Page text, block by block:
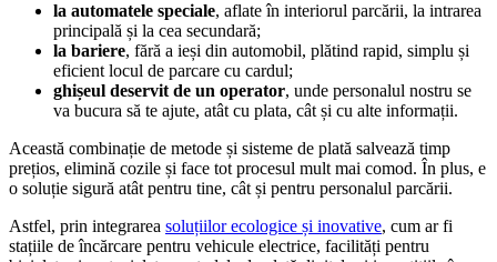
la automatele speciale, aflate în interiorul parcării, la intrarea
principală și la cea secundară;
la bariere, fără a ieși din automobil, plătind rapid, simplu și
eficient locul de parcare cu cardul;
ghișeul deservit de un operator, unde personalul nostru se
va bucura să te ajute, atât cu plata, cât și cu alte informații.
Această combinație de metode și sisteme de plată salvează timp
prețios, elimină cozile și face tot procesul mult mai comod. În plus, e
o soluție sigură atât pentru tine, cât și pentru personalul parcării.
Astfel, prin integrarea soluțiilor ecologice și inovative, cum ar fi
stațiile de încărcare pentru vehicule electrice, facilități pentru